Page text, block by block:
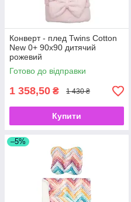
Конверт - плед Twins Cotton
New 0+ 90х90 дитячий
рожевий
Готово до відправки
1 358,50 ₴ 1 430 ₴
Купити
–5%